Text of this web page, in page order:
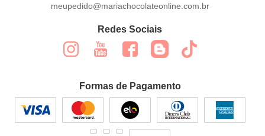
meupedido@mariachocolateonline.com.br
Redes Sociais
Formas de Pagamento